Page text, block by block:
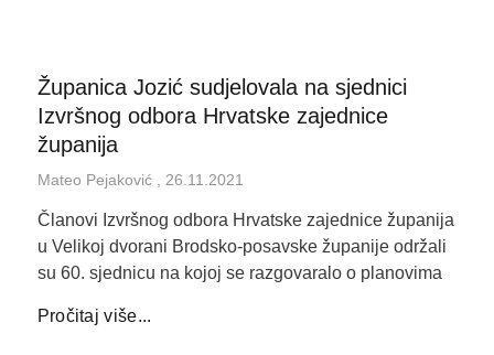
Županica Jozić sudjelovala na sjednici
Izvršnog odbora Hrvatske zajednice
županija
Mateo Pejaković 26.11.2021
Članovi Izvršnog odbora Hrvatske zajednice županija
u Velikoj dvorani Brodsko-posavske županije održali
su 60. sjednicu na kojoj se razgovaralo o planovima
Pročitaj više...